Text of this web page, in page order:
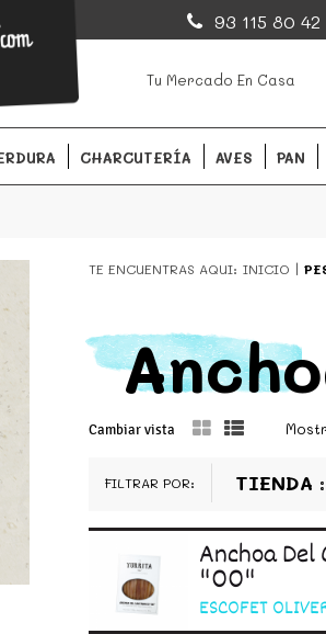
productos de los mejores
93 115 80 42
Tu Mercado En Casa
CHARCUTERÍA AVES PAN
TE ENCUENTRAS AQUI: INICIO
Cambiar vista
FILTRAR POR: TIENDA
Anchoa
"00"
ESCOFET